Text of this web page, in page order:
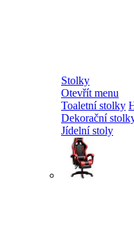
Stolky
Otevřít menu
Toaletní stolky
Dekorační
Jídelní stoly